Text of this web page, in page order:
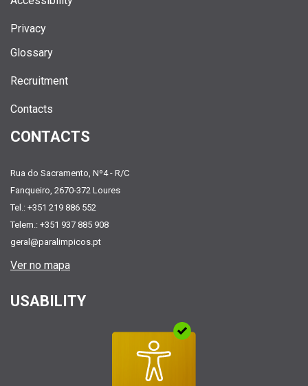
Privacy
Glossary
Recruitment
Contacts
CONTACTS
Rua do Sacramento, Nº4 - R/C
Fanqueiro, 2670-372 Loures
Tel.: +351 219 886 552
Telem.: +351 937 885 908
geral@paralimpicos.pt
Ver no mapa
USABILITY